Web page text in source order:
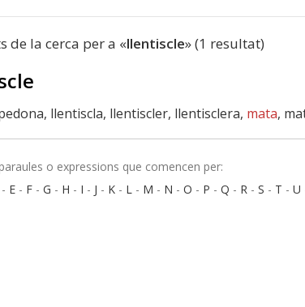
de la cerca per a «llentiscle» (1 resultat)
llentiscla, llentiscler, llentisclera, mata,
o expressions que comencen per:
- E - F - G - H - I - J - K - L - M - N - O - P - Q - R - S - T - U